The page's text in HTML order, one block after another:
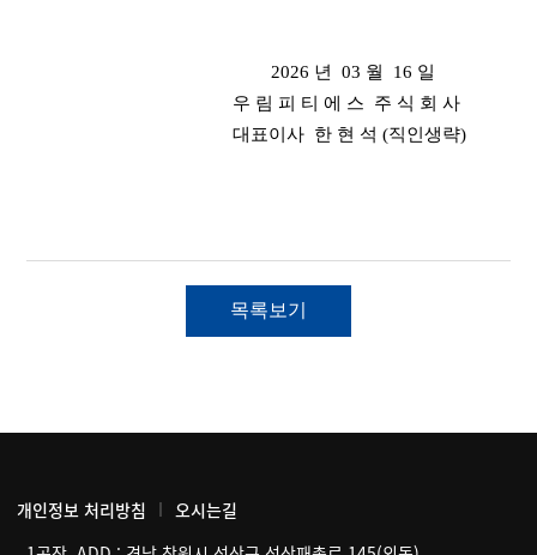
2026 년 03 월 16 일
우 림 피 티 에 스 주 식 회 사
대표이사 한 현 석 (직인생략)
개인정보 처리방침
오시는길